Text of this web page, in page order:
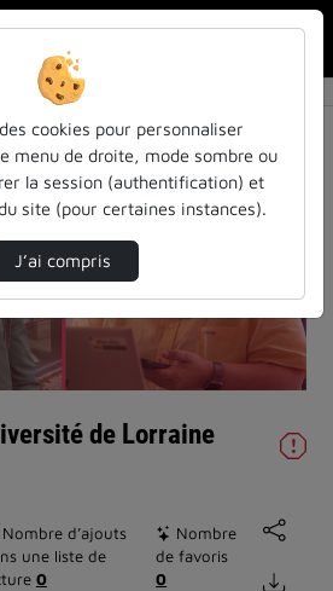
à l'Université de Lorraine
Lire
la
vidéo
de Lorraine
Nombre d’ajouts
une liste de
0
Nombre
de favoris
0
cookies pour personnaliser
menu de droite, mode sombre ou
la session (authentification) et
site (pour certaines instances).
J’ai compris